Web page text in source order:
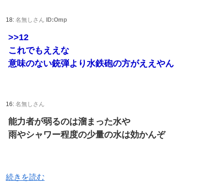
18: 名無しさん ID:Omp
>>12
これでもええな
意味のない銃弾より水鉄砲の方がええやん
16: 名無しさん
能力者が弱るのは溜まった水や
雨やシャワー程度の少量の水は効かんぞ
続きを読む